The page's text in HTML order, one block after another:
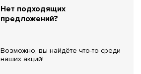
Нет подходящих
предложений?
Возможно, вы найдёте что-то среди
наших акций!